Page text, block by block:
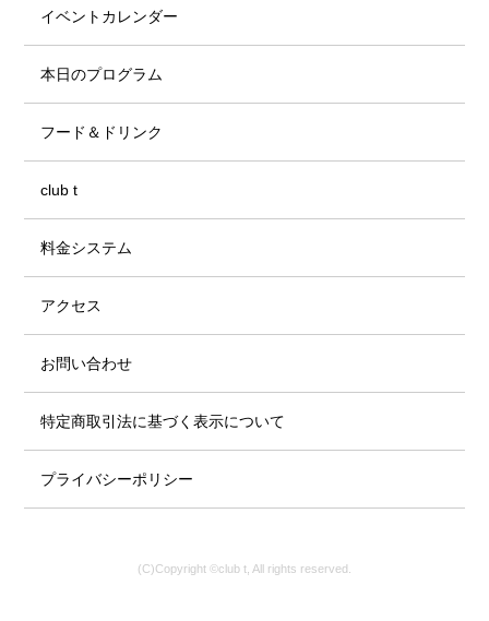
イベントカレンダー
本日のプログラム
フード＆ドリンク
club t
料金システム
アクセス
お問い合わせ
特定商取引法に基づく表示について
プライバシーポリシー
(C)Copyright ©club t, All rights reserved.